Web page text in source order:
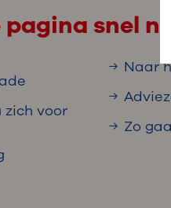
Uw verblijf in
Werken bij
snel
zich voor
Naar
Zo